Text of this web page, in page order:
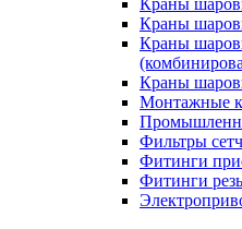
Краны
Краны
Краны
Краны
Монтажные
Фильтры
Фитинги
Фитинги